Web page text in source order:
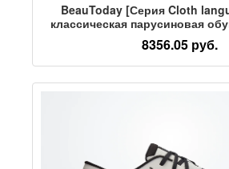
BeauToday [Серия Cloth
классическая парусиновая
подошве, спортивные
для отдыха, одинакового
женщин
8356.05 руб.